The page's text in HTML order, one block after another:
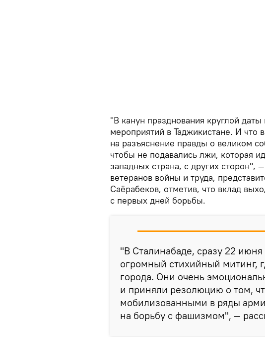
"В канун празднования круглой
мероприятий в Таджикистане. И что
на разъяснение правды о великом
чтобы не подавались лжи, которая
западных страна, с других сторон",
ветеранов войны и труда,
Саёрабеков, отметив, что вклад
с первых дней борьбы.
"В Сталинабаде, сразу 22 июня
огромный стихийный митинг,
города. Они очень
и приняли резолюцию о том,
мобилизованными в ряды
на борьбу с фашизмом", —